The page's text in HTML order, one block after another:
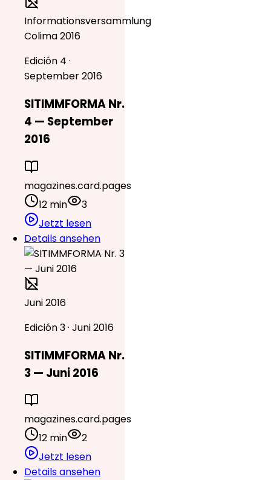
Informationsversammlung
Colima 2016
Edición 4 ·
September 2016
SITIMMFORMA Nr.
4 — September
2016
magazines.card.pages
12 min
3
Jetzt lesen
Details ansehen
Juni 2016
Edición 3 · Juni 2016
SITIMMFORMA Nr.
3 — Juni 2016
magazines.card.pages
12 min
2
Jetzt lesen
Details ansehen